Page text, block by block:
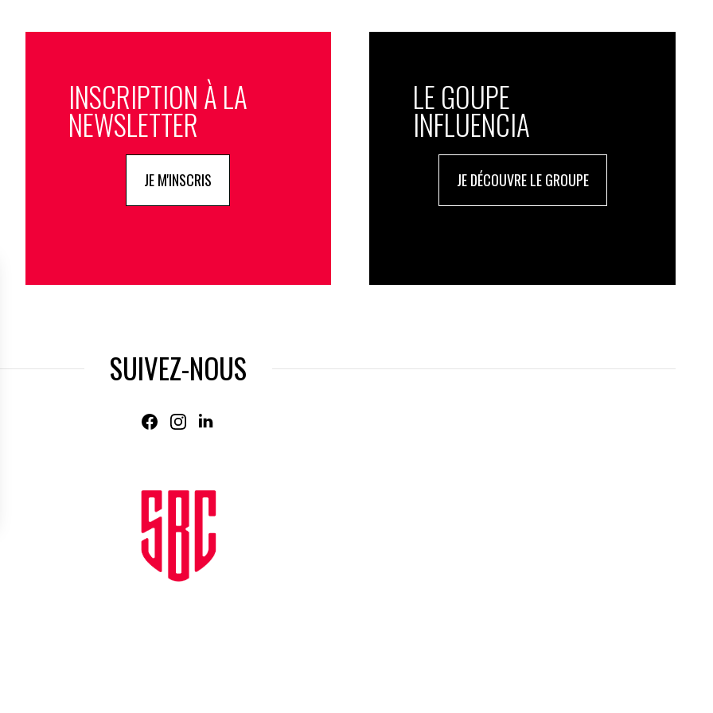
INSCRIPTION À LA
NEWSLETTER
JE M'INSCRIS
LE GOUPE
INFLUENCIA
JE DÉCOUVRE LE GROUPE
SUIVEZ-NOUS